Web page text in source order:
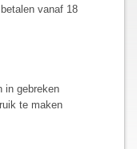
vanaf 18
in gebreken
te maken